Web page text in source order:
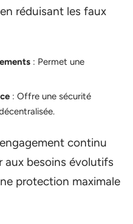
réduisant les faux
: Permet une
: Offre une sécurité
continu
aux besoins évolutifs
protection maximale